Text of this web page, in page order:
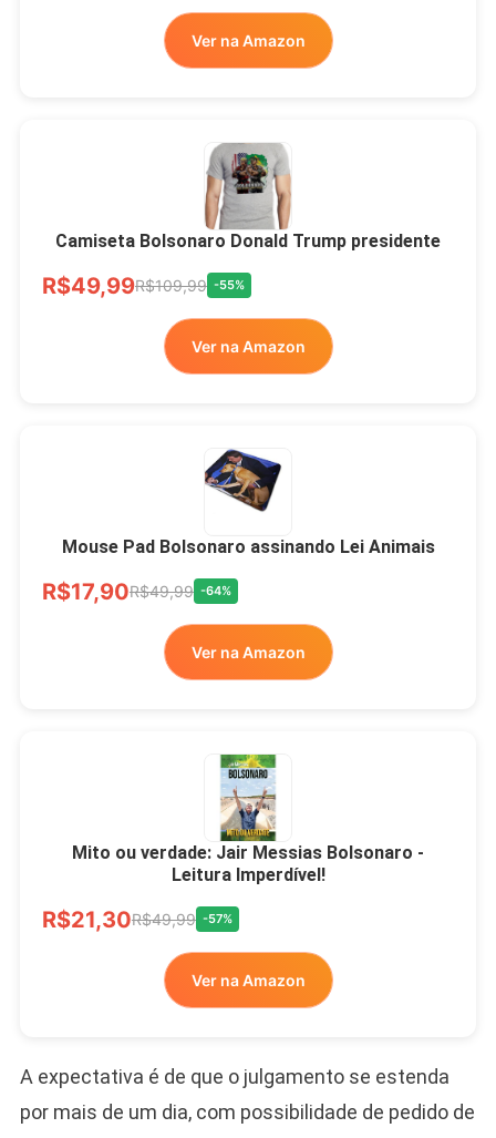
Ver no MERCADO
LIVRE
Ver na Amazon
Camiseta Bolsonaro Donald Trump presidente
R$49,99R$109,99 -55%
Ver na Amazon
Mouse Pad Bolsonaro assinando Lei Animais
R$17,90R$49,99 -64%
Ver na Amazon
Mito ou verdade: Jair Messias Bolsonaro -
Leitura Imperdível!
R$21,30R$49,99 -57%
Ver na Amazon
A expectativa é de que o julgamento se estenda
por mais de um dia, com possibilidade de pedido de